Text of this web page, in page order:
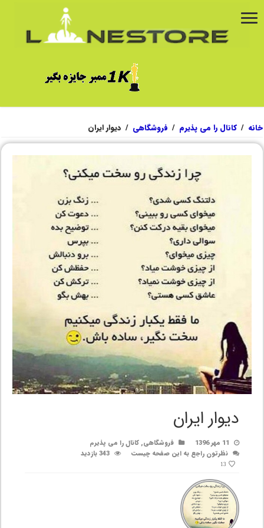
خانه / کانال را می پذیرم / فروشگاهی / دیوار ایران
دیوار ایران
11 مهر 1396 فروشگاهی,کانال را می پذیرم
نظرتون راجع به این صفحه چیست
343 بازدید
13